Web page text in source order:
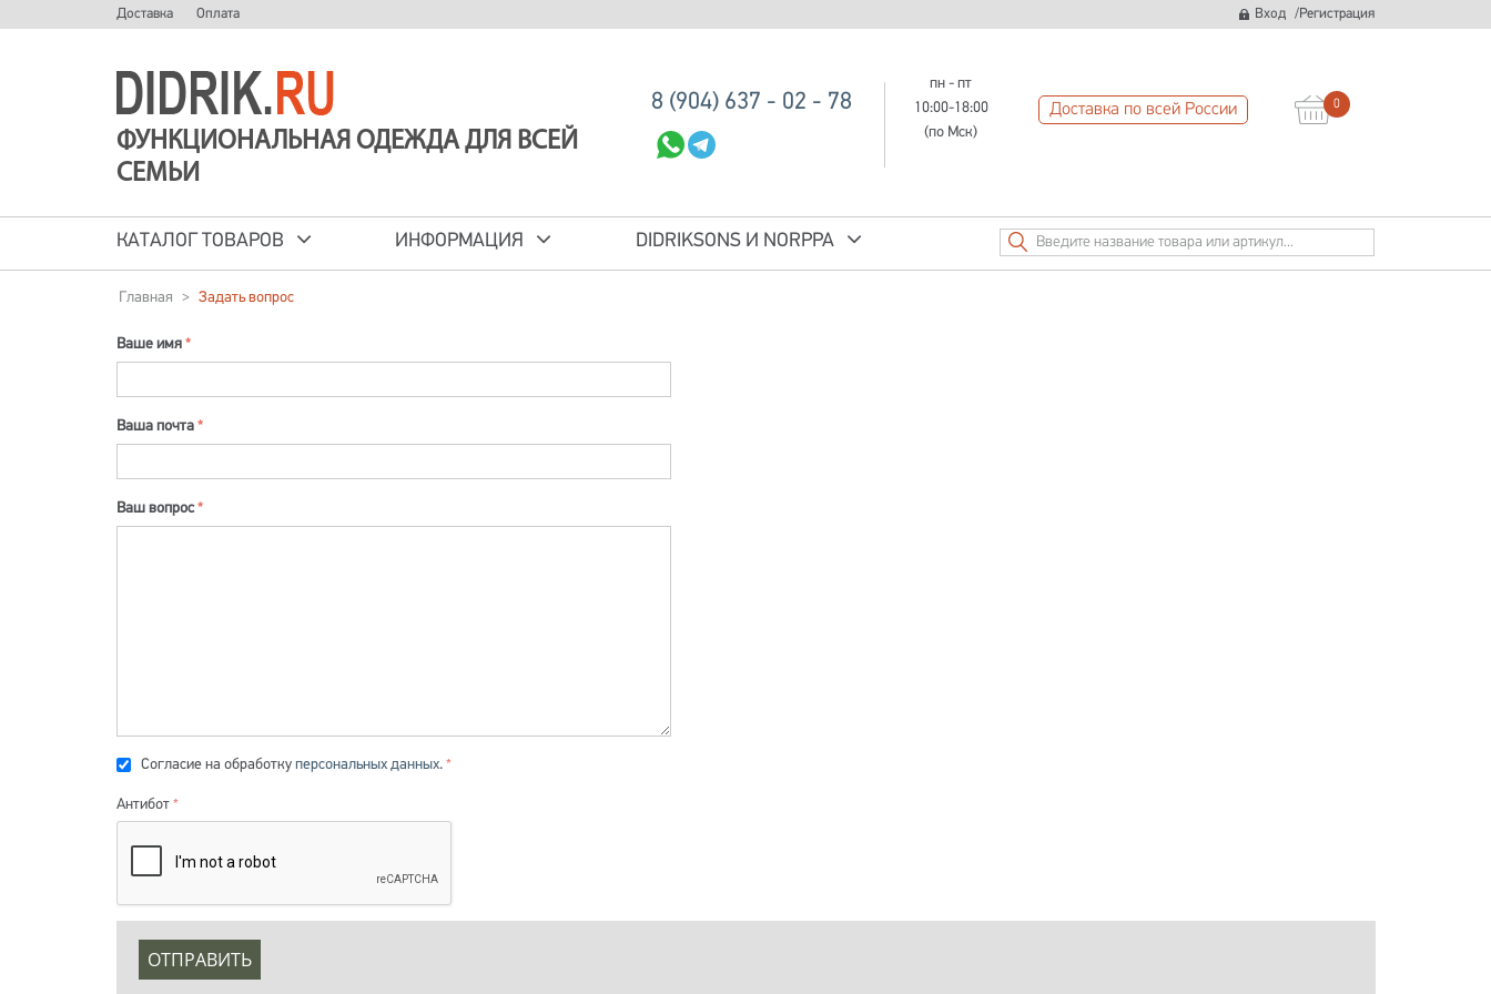
Доставка Оплата Вход /Регистрация
ФУНКЦИОНАЛЬНАЯ ОДЕЖДА ДЛЯ ВСЕЙ
СЕМЬИ
8 (904) 637 - 02 - 78
пн - пт
10:00-18:00
(по Мск)
Доставка по всей России 0
КАТАЛОГ ТОВАРОВ ИНФОРМАЦИЯ DIDRIKSONS И NORPPA
Главная > Задать вопрос
Ваше имя
Ваша почта
Ваш вопрос
Согласие на обработку персональных данных.
Антибот
ОТПРАВИТЬ